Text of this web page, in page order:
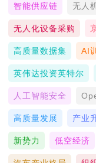
智能供应链 无人
无人化设备采购
高质量数据集 AI
英伟达投资英特尔
人工智能安全
高质量发展 产业
新势力 低空经济